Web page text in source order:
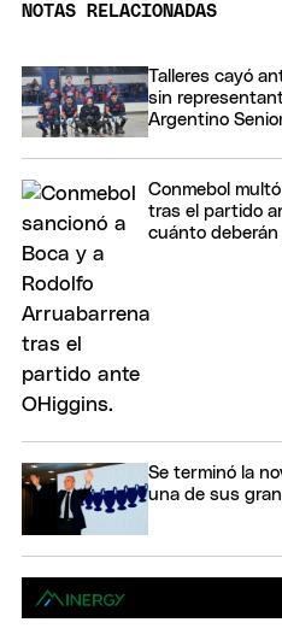
NOTAS RELACIONADAS
Talleres cayó
sin
Argentino
Conmebol
tras el partido
cuánto
Se terminó la
una de sus